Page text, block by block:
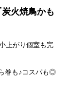
火焼鳥かも
上がり個室も完
巻も♪コスパも◎